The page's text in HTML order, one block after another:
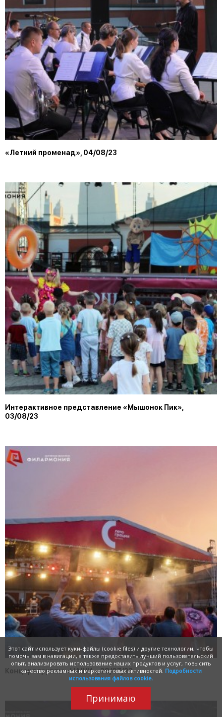
«Летний променад», 04/08/23
Интерактивное представление «Мышонок Пик»,
03/08/23
Концерт группы «НАШИ», 28/07/23
Этот сайт использует куки-файлы (cookie files) и другие технологии, чтобы
помочь вам в навигации, а также предоставить лучший пользовательский
опыт, анализировать использование наших продуктов и услуг, повысить
качество рекламных и маркетинговых активностей. Подробности
использования файлов cookie.
Принимаю